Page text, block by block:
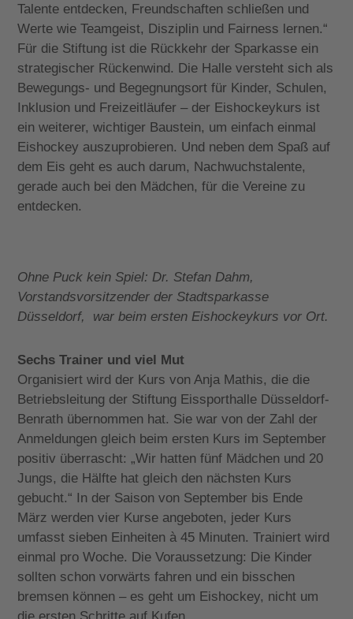
Talente entdecken, Freundschaften schließen und
Werte wie Teamgeist, Disziplin und Fairness lernen.“
Für die Stiftung ist die Rückkehr der Sparkasse ein
strategischer Rückenwind. Die Halle versteht sich als
Bewegungs- und Begegnungsort für Kinder, Schulen,
Inklusion und Freizeitläufer – der Eishockeykurs ist
ein weiterer, wichtiger Baustein, um einfach einmal
Eishockey auszuprobieren. Und neben dem Spaß auf
dem Eis geht es auch darum, Nachwuchstalente,
gerade auch bei den Mädchen, für die Vereine zu
entdecken.
Ohne Puck kein Spiel: Dr. Stefan Dahm,
Vorstandsvorsitzender der Stadtsparkasse
Düsseldorf,
war beim ersten Eishockeykurs vor Ort.
Sechs Trainer und viel Mut
Organisiert wird der Kurs von Anja Mathis, die die
Betriebsleitung der Stiftung Eissporthalle Düsseldorf-
Benrath übernommen hat. Sie war von der Zahl der
Anmeldungen gleich beim ersten Kurs im September
positiv überrascht: „Wir hatten fünf Mädchen und 20
Jungs, die Hälfte hat gleich den nächsten Kurs
gebucht.“ In der Saison von September bis Ende
März werden vier Kurse angeboten, jeder Kurs
umfasst sieben Einheiten à 45 Minuten. Trainiert wird
einmal pro Woche. Die Voraussetzung: Die Kinder
sollten schon vorwärts fahren und ein bisschen
bremsen können – es geht um Eishockey, nicht um